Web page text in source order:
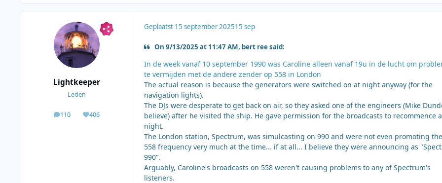
Lightkeeper
Leden
110
berichten406
Waardering
Geplaatst 15 september 202515 sep
On 9/13/2025 at 11:47 AM, bert ree said:
In de week vanaf 10 september 1990 was Caroline alleen vanaf 19u in de lucht om
te vermijden met de andere zender op 558 in London
The actual reason is because the generators were switched on at night anyway (for the
navigation lights).
The DJs were desperate to get back on air, so they asked one of the engineers (Mike
believe) after he visited the ship. He gave permission for the broadcasts to recommence
night.
The London station, Spectrum, was simulcasting on 990 and were not even promoting
558 frequency very much at the time... if at all... I believe they were announcing as
990".
Arguably, Caroline's broadcasts on 558 weren't causing problems to any of Spectrum's
listeners.